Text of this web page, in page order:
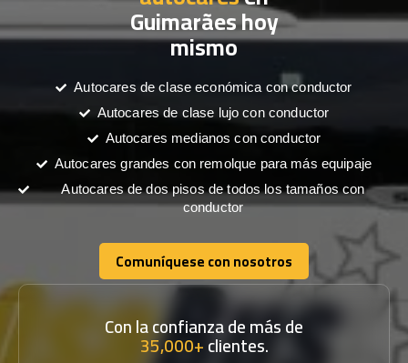
Guimarães hoy
mismo
Autocares de clase económica con conductor
Autocares de clase lujo con conductor
Autocares medianos con conductor
Autocares grandes con remolque para más equipaje
Autocares de dos pisos de todos los tamaños con
conductor
Comuníquese con nosotros
Comuníquese con nosotros
Con la confianza de más de
35,000+clientes.